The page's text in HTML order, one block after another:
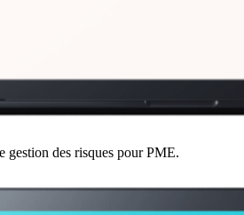
gestion des risques pour PME.